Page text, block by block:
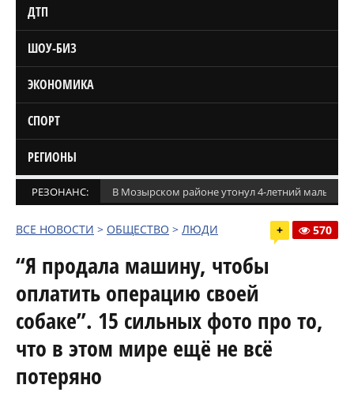
ДТП
ШОУ-БИЗ
ЭКОНОМИКА
СПОРТ
РЕГИОНЫ
РЕЗОНАНС: В Мозырском районе утонул 4-летний мальчик
ВСЕ НОВОСТИ > ОБЩЕСТВО > ЛЮДИ + 570
“Я продала машину, чтобы
оплатить операцию своей
собаке”. 15 сильных фото про то,
что в этом мире ещё не всё
потеряно